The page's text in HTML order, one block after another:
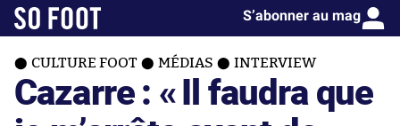
S’abonner au mag
CULTURE FOOT MÉDIAS INTERVIEW
Cazarre : «Il faudra que